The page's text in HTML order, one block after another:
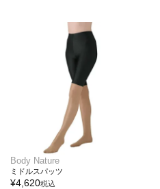
Body Nature
ミドルスパッツ
¥4,620税込